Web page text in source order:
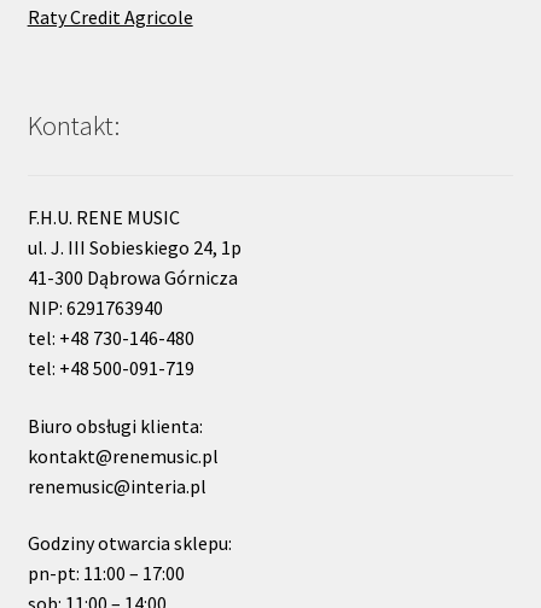
Raty Credit Agricole
Kontakt:
F.H.U. RENE MUSIC
ul. J. III Sobieskiego 24, 1p
41-300 Dąbrowa Górnicza
NIP: 6291763940
tel: +48 730-146-480
tel: +48 500-091-719
Biuro obsługi klienta:
kontakt@renemusic.pl
renemusic@interia.pl
Godziny otwarcia sklepu:
pn-pt: 11:00 – 17:00